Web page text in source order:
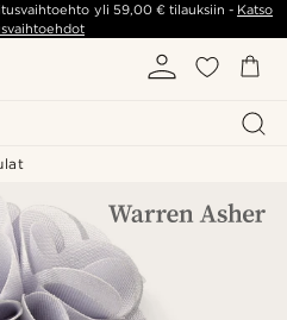
yli 59,00 €tilauksiin - Katso